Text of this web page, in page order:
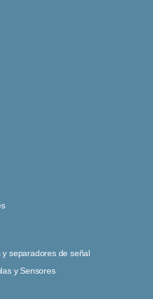
separadores de señal
y Sensores